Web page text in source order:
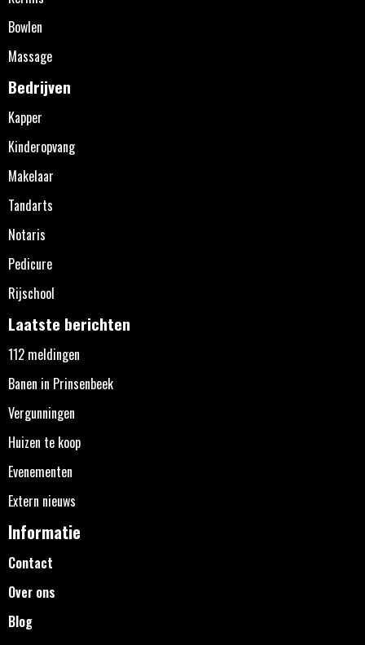
Bowlen
Massage
Bedrijven
Kapper
Kinderopvang
Makelaar
Tandarts
Notaris
Pedicure
Rijschool
Laatste berichten
112 meldingen
Banen in Prinsenbeek
Vergunningen
Huizen te koop
Evenementen
Extern nieuws
Informatie
Contact
Over ons
Blog